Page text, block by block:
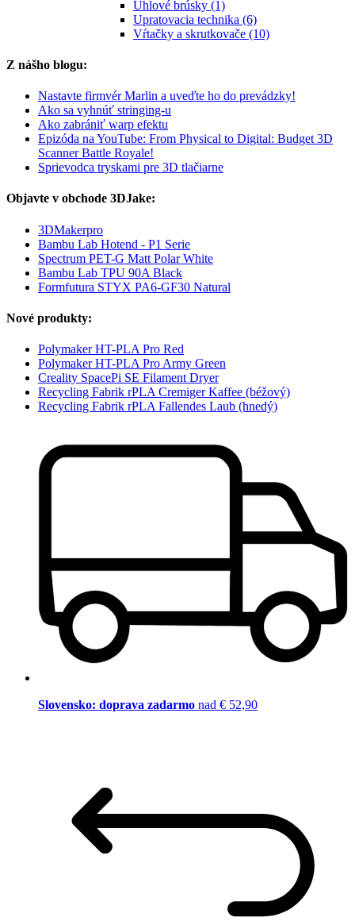
Uhlové brúsky (1)
Upratovacia technika (6)
Vŕtačky a skrutkovače (10)
Z nášho blogu:
Nastavte firmvér Marlin a uveďte ho do prevádzky!
Ako sa vyhnúť stringing-u
Ako zabrániť warp efektu
Epizóda na YouTube: From Physical to Digital: Budget 3D
Scanner Battle Royale!
Sprievodca tryskami pre 3D tlačiarne
Objavte v obchode 3DJake:
3DMakerpro
Bambu Lab Hotend - P1 Serie
Spectrum PET-G Matt Polar White
Bambu Lab TPU 90A Black
Formfutura STYX PA6-GF30 Natural
Nové produkty:
Polymaker HT-PLA Pro Red
Polymaker HT-PLA Pro Army Green
Creality SpacePi SE Filament Dryer
Recycling Fabrik rPLA Cremiger Kaffee (béžový)
Recycling Fabrik rPLA Fallendes Laub (hnedý)
Slovensko: doprava zadarmo nad € 52,90